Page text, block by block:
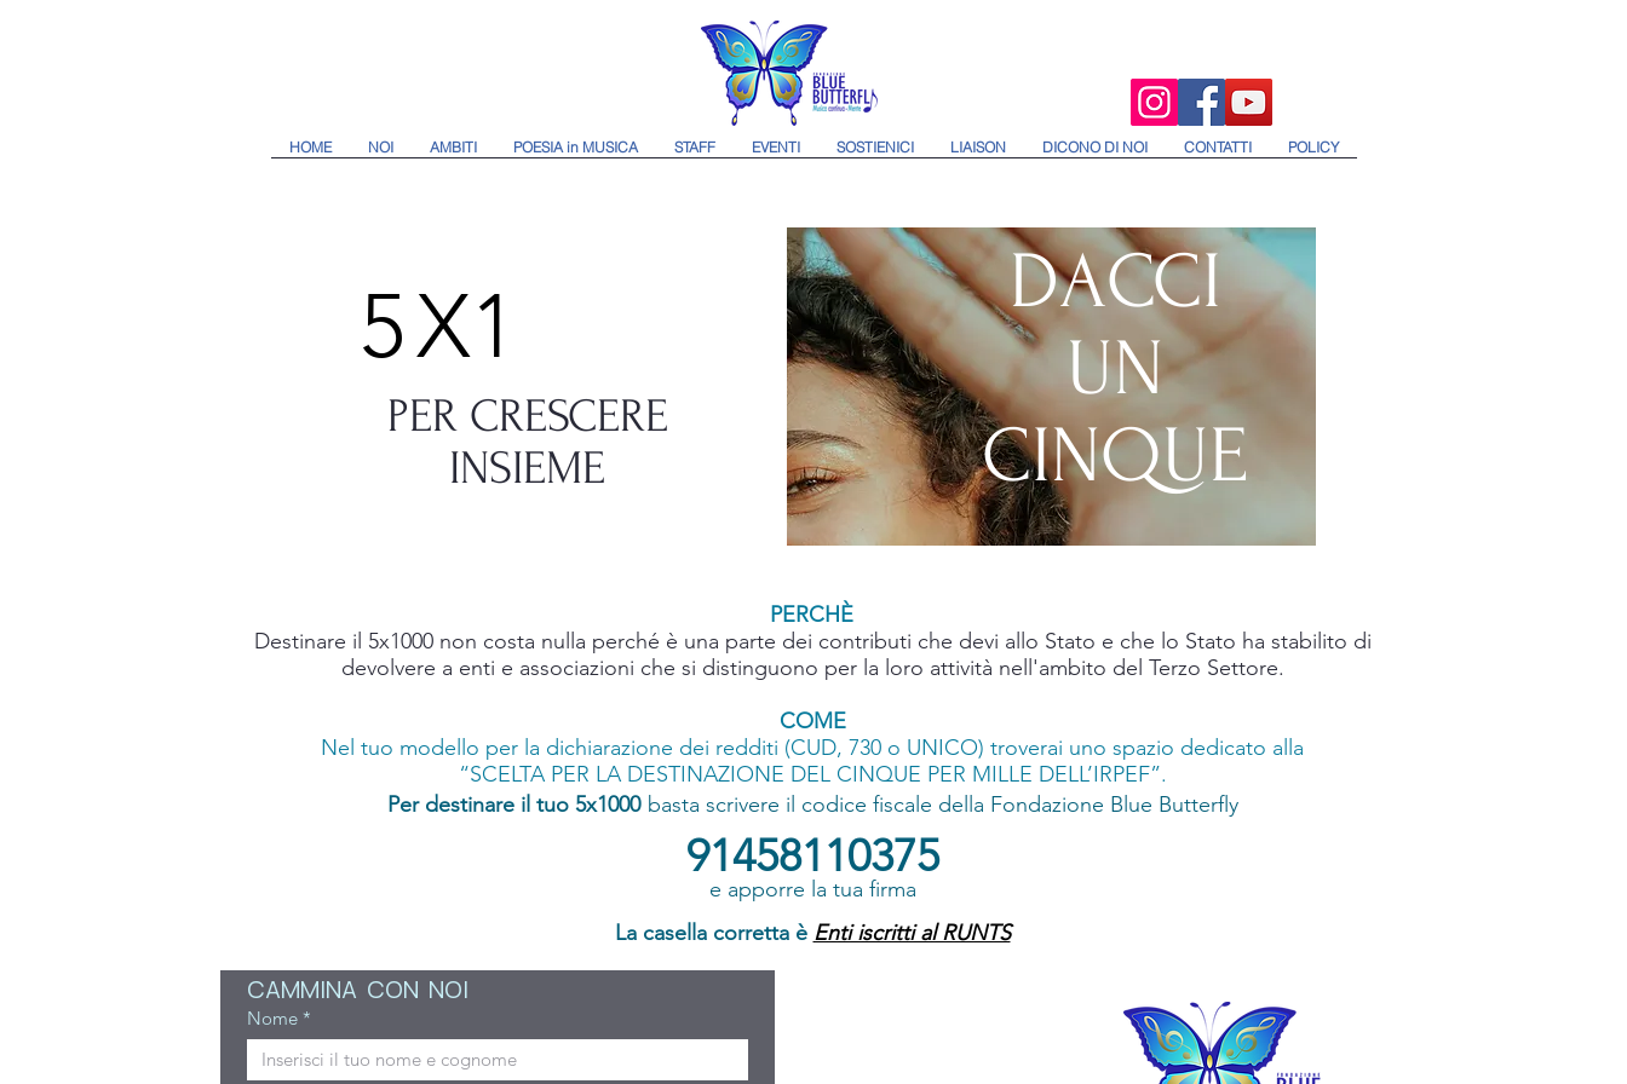
HOME NOI AMBITI POESIA in MUSICA STAFF EVENTI SOSTIENICI LIAISON DICONO DI NOI CONTATTI POLICY
5X1
PER CRESCERE
INSIEME
DACCI
UN
CINQUE
PERCHÈ
Destinare il 5x1000 non costa nulla perché è una parte dei contributi che devi allo Stato e che lo Stato ha stabilito di
devolvere a enti e associazioni che si distinguono per la loro attività nell'ambito del Terzo Settore.
COME
Nel tuo modello per la dichiarazione dei redditi (CUD, 730 o UNICO) troverai uno spazio dedicato alla
“SCELTA PER LA DESTINAZIONE DEL CINQUE PER MILLE DELL’IRPEF”.
Per destinare il tuo 5x1000 basta scrivere il codice fiscale della Fondazione Blue Butterfly
91458110375
e apporre la tua firma
La casella corretta è Enti iscritti al RUNTS
Nome *